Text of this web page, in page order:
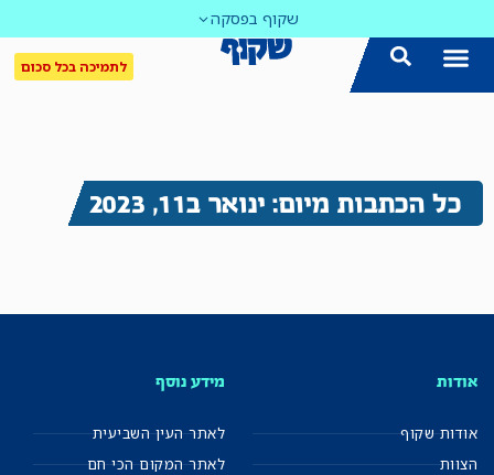
שקוף בפסקה
לתמיכה בכל סכום
כל הכתבות מיום: ינואר ב11, 2023
אודות
אודות שקוף
הצוות
מידע נוסף
לאתר העין השביעית
לאתר המקום הכי חם